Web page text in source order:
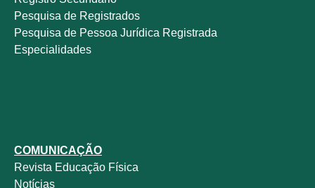
Pesquisa de Registrados
Pesquisa de Pessoa Jurídica Registrada
Especialidades
COMUNICAÇÃO
Revista Educação Física
Notícias